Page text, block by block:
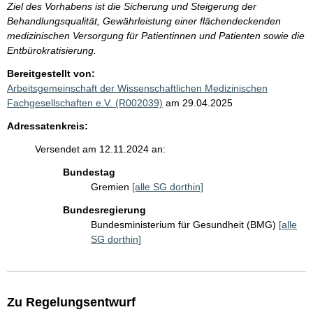
Ziel des Vorhabens ist die Sicherung und Steigerung der
Behandlungsqualität, Gewährleistung einer flächendeckenden
medizinischen Versorgung für Patientinnen und Patienten sowie die
Entbürokratisierung.
Bereitgestellt von:
Arbeitsgemeinschaft der Wissenschaftlichen Medizinischen
Fachgesellschaften e.V. (R002039) am 29.04.2025
Adressatenkreis:
Versendet am 12.11.2024 an:
Bundestag
Gremien [alle SG dorthin]
Bundesregierung
Bundesministerium für Gesundheit (BMG) [alle
SG dorthin]
Zu Regelungsentwurf